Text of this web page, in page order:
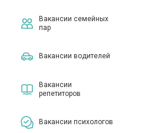
Вакансии семейных
пар
Вакансии водителей
Вакансии
репетиторов
Вакансии психологов